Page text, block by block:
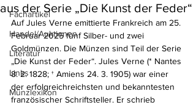
Fachartikel
Handel/Auktionen
Literatur
Links
Münzlexikon
aus der Serie „Die Kunst der Feder“
Auf Jules Verne emittierte Frankreich am 25.
Februar 2025 fünf Silber- und zwei
Goldmünzen. Die Münzen sind Teil der Serie
„Die Kunst der Feder“. Jules Verne (* Nantes
8. 2. 1828; † Amiens 24. 3. 1905) war einer
der erfolgreichreichsten und bekanntesten
französischer Schriftsteller. Er schrieb